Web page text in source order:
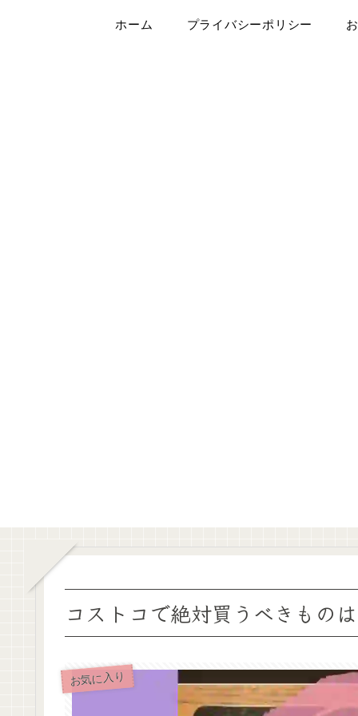
ホーム プライバシーポリシー
コストコで絶対買うべきもの
お気に入り